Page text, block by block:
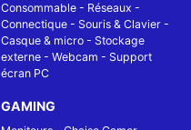
Consommable - Réseaux -
Connectique - Souris & Clavier -
Casque & micro - Stockage
externe - Webcam - Support
écran PC
GAMING